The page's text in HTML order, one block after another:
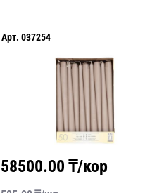
Арт. 037254
58500.00 ₸/кор